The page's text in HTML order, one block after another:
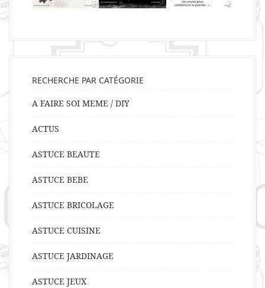
RECHERCHE PAR CATÉGORIE
A FAIRE SOI MEME / DIY
ACTUS
ASTUCE BEAUTE
ASTUCE BEBE
ASTUCE BRICOLAGE
ASTUCE CUISINE
ASTUCE JARDINAGE
ASTUCE JEUX